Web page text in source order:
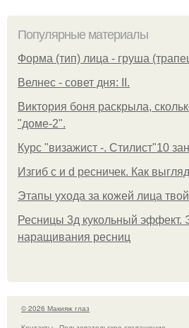
Популярные материалы
Форма (тип) лица - груша
Велнес - совет дня: II.
Виктория боня раскрыла,
"доме-2".
Курс "визажист -. Стилист"10
Изгиб c и d ресничек. Как
Этапы ухода за кожей лица твой
Ресницы 3д кукольный
наращивания ресниц
© 2026 Макияж глаз